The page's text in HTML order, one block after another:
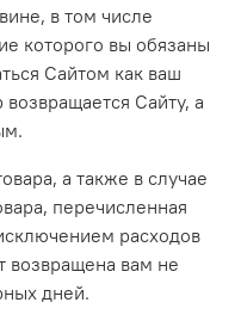
в том числе
которого вы обязаны
Сайтом как ваш
возвращается Сайту, а
а также в случае
перечисленная
расходов
возвращена вам не
дней.